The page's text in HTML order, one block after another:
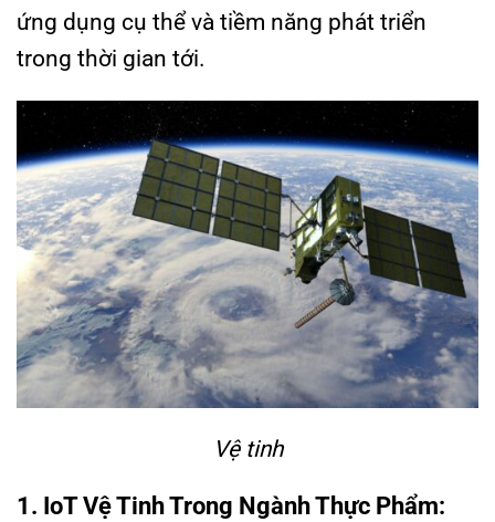
ứng dụng cụ thể và tiềm năng phát triển
trong thời gian tới.
Vệ tinh
1. IoT Vệ Tinh Trong Ngành Thực Phẩm: